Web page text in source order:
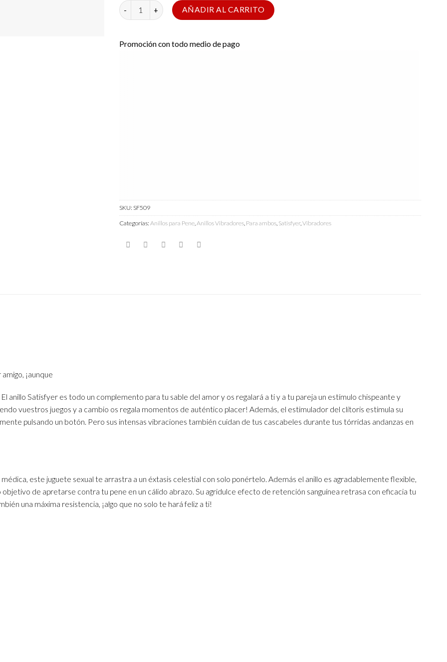
Satisfyer Power Ring 2 cantidad
AÑADIR AL CARRITO
Promoción con todo medio de pago
SKU: SF509
Categorías: Anillos para Pene Anillos Vibradores Para ambos Satisfyer, Vibradores
¡aunque
anillo Satisfyer es todo un complemento para tu sable del amor y os regalará a ti y a tu pareja un estímulo chispeante y
vuestros juegos y a cambio os regala momentos de auténtico placer! Además, el estimulador del clítoris estimula su
pulsando un botón. Pero sus intensas vibraciones también cuidan de tus cascabeles durante tus tórridas andanzas en
este juguete sexual te arrastra a un éxtasis celestial con solo ponértelo. Además el anillo es agradablemente flexible,
de apretarse contra tu pene en un cálido abrazo. Su agridulce efecto de retención sanguínea retrasa con eficacia tu
una máxima resistencia, ¡algo que no solo te hará feliz a ti!